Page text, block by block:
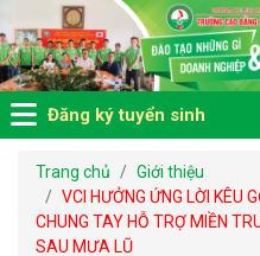
Đăng ký tuyển sinh
Trang chủ
Giới thiệu
VCI HƯỞNG ỨNG LỜI KÊU
CHUNG TAY HỖ TRỢ MIỀN
SAU MƯA LŨ